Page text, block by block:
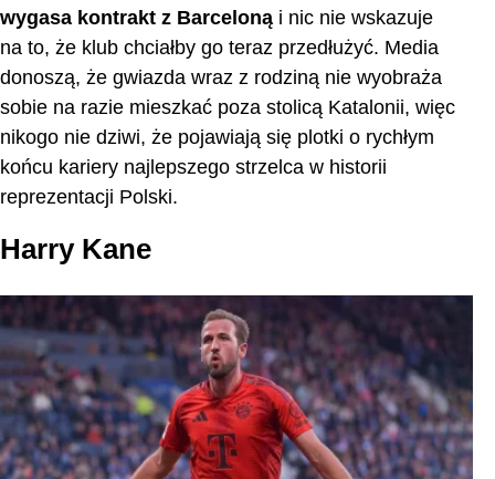
wygasa kontrakt z Barceloną i nic nie wskazuje
na to, że klub chciałby go teraz przedłużyć. Media
donoszą, że gwiazda wraz z rodziną nie wyobraża
sobie na razie mieszkać poza stolicą Katalonii, więc
nikogo nie dziwi, że pojawiają się plotki o rychłym
końcu kariery najlepszego strzelca w historii
reprezentacji Polski.
Harry Kane